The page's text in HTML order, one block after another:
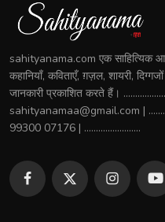
sahityanama.com एक साहित्यिक
कहानियाँ, कविताएँ, ग़ज़ल, शायरी,
जानकारी प्रकाशित करते हैं।
sahityanamaa@gmail.com |
99300 07176 | ........................